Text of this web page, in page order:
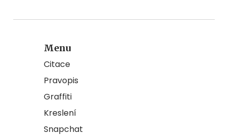
Menu
Citace
Pravopis
Graffiti
Kreslení
Snapchat